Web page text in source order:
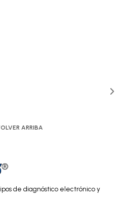
ARRIBA
de diagnóstico electrónico y